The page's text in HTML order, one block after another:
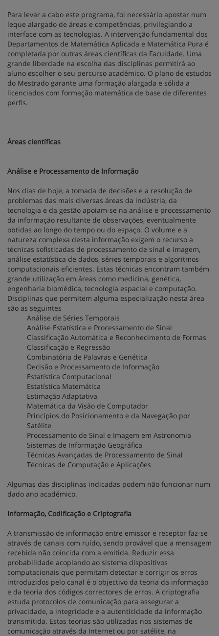
Para levar a cabo este programa, foi necessário apostar num
leque alargado de áreas e competências, privilegiando a
interface com as tecnologias. A intervenção fundamental dos
Departamentos de Matemática Aplicada e Matemática Pura é
completada por outras áreas científicas da Faculdade. Uma
grande liberdade na escolha das disciplinas permitirá ao
aluno escolher o seu percurso académico. O plano de estudos
do Mestrado garante uma formação alargada e sólida a
licenciados com formação matemática de base de diferentes
perfis.
Áreas científicas
Análise e Processamento de Informação
Nos dias de hoje, a tomada de decisões e a resolução de
problemas das mais diversas áreas da indústria, da
tecnologia e da gestão apoiam-se na análise e processamento
da informação resultante de observações, eventualmente
obtidas ao longo do tempo ou do espaço. O volume e a
natureza complexa desta informação exigem o recurso a
técnicas sofisticadas de processamento de sinal e imagem,
análise estatística de dados, séries temporais e algoritmos
computacionais eficientes. Estas técnicas encontram também
grande utilização em áreas como medicina, genética,
engenharia biomédica, tecnologia espacial e computação.
Disciplinas que permitem alguma especialização nesta área
são as seguintes
Análise de Séries Temporais
Análise Estatística e Processamento de Sinal
Classificação Automática e Reconhecimento de Formas
Classificação e Regressão
Combinatória de Palavras e Genética
Decisão e Processamento de Informação
Estatística Computacional
Estatística Matemática
Estimação Adaptativa
Matemática da Visão de Computador
Princípios do Posicionamento e da Navegação por
Satélite
Processamento de Sinal e Imagem em Astronomia
Sistemas de Informação Geográfica
Técnicas Avançadas de Processamento de Sinal
Técnicas de Computação e Aplicações
Algumas das disciplinas indicadas podem não funcionar num
dado ano académico.
Informação, Codificação e Criptografia
A transmissão de informação entre emissor e receptor faz-se
através de canais com ruído, sendo provável que a mensagem
recebida não coincida com a emitida. Reduzir essa
probabilidade acoplando ao sistema dispositivos
computacionais que permitam detectar e corrigir os erros
introduzidos pelo canal é o objectivo da teoria da informação
e da teoria dos códigos correctores de erros. A criptografia
estuda protocolos de comunicação para assegurar a
privacidade, a integridade e a autenticidade da informação
transmitida. Estas teorias são utilizadas nos sistemas de
comunicação através da Internet ou por satélite, na